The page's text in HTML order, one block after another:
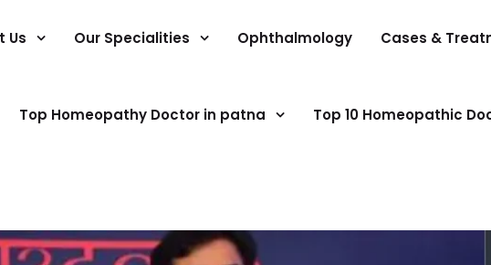
Us Our Specialities Ophthalmology Cases &
Top Homeopathy Doctor in patna Top 10 Homeopathic